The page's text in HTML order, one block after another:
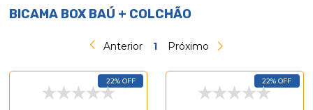
BICAMA BOX BAÚ + COLCHÃO
Anterior 1 Próximo
22% OFF 22% OFF